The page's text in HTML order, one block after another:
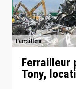
Ferrailleur
Tony,